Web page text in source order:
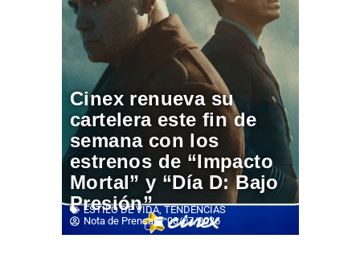
Cinex renueva su
cartelera este fin de
semana con los
estrenos de “Impacto
Mortal” y “Día D: Bajo
Presión”
ESTILO DE VIDA,TENDENCIAS
Nota de Prensa
08/07/2026